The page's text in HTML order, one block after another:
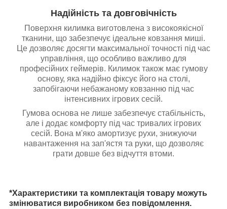
Надійність та довговічність
Поверхня килимка виготовлена з високоякісної
тканини, що забезпечує ідеальне ковзання миші.
Це дозволяє досягти максимальної точності під час
управління, що особливо важливо для
професійних геймерів. Килимок також має гумову
основу, яка надійно фіксує його на столі,
запобігаючи небажаному ковзанню під час
інтенсивних ігрових сесій.
Гумова основа не лише забезпечує стабільність,
але і додає комфорту під час тривалих ігрових
сесій. Вона м'яко амортизує рухи, знижуючи
навантаження на зап'ястя та руки, що дозволяє
грати довше без відчуття втоми.
*Характеристики та комплектація товару можуть
змінюватися виробником без повідомлення.